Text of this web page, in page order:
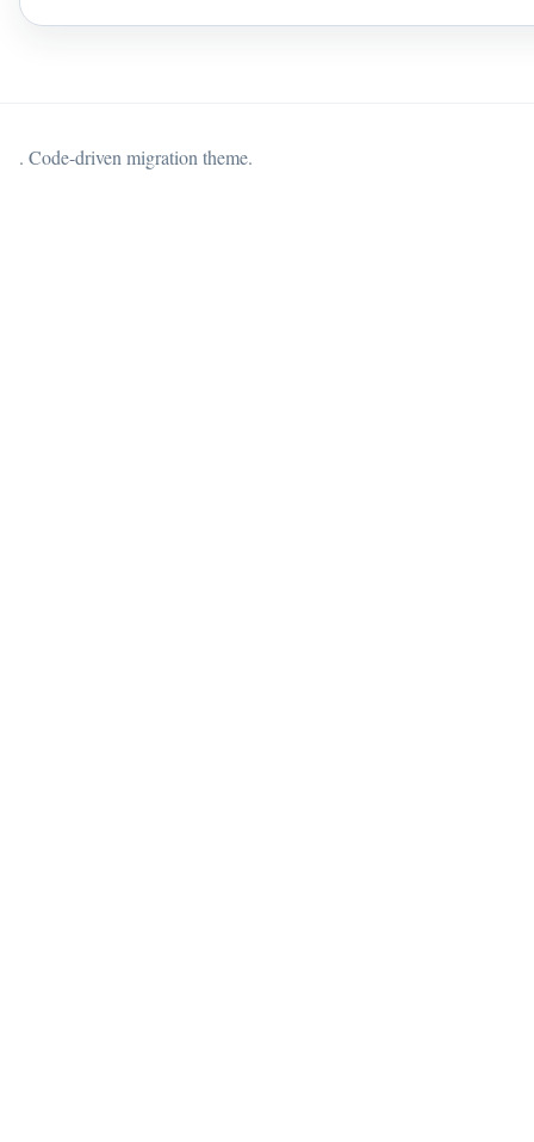
. Code-driven migration theme.